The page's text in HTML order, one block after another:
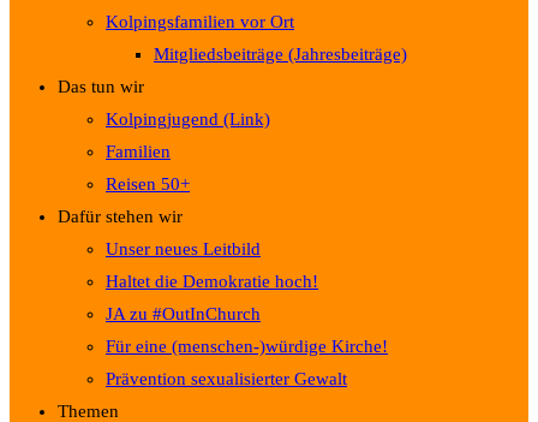
Kolpingsfamilien vor Ort
Mitgliedsbeiträge (Jahresbeiträge)
Das tun wir
Kolpingjugend (Link)
Familien
Reisen 50+
Dafür stehen wir
Unser neues Leitbild
Haltet die Demokratie hoch!
JA zu #OutInChurch
Für eine (menschen-)würdige Kirche!
Prävention sexualisierter Gewalt
Themen